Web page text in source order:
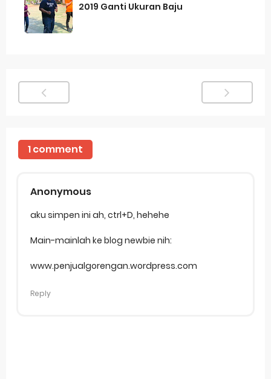
2019 Ganti Ukuran Baju
1 comment
Anonymous
aku simpen ini ah, ctrl+D, hehehe
Main-mainlah ke blog newbie nih:
www.penjualgorengan.wordpress.com
Reply